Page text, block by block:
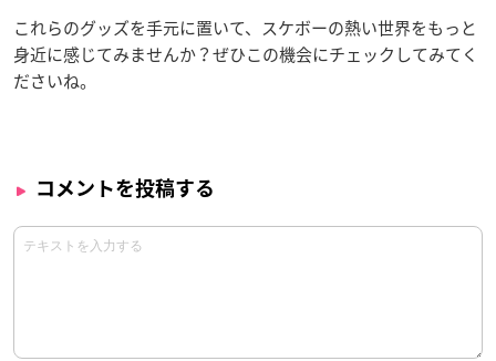
これらのグッズを手元に置いて、スケボーの熱い世界をもっと
身近に感じてみませんか？ぜひこの機会にチェックしてみてく
ださいね。
コメントを投稿する